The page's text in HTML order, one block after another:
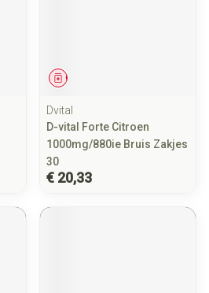
Geneesmiddel
Dvital
D-vital Forte Citroen
1000mg/880ie Bruis Zakjes
30
€ 20,33